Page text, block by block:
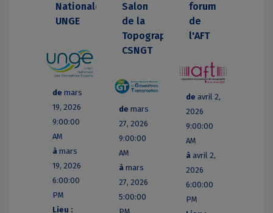
Nationales
UNGE
de mars
19, 2026
9:00:00
AM
à mars
19, 2026
6:00:00
PM
Lieu :
Salon
de la
Topographie
CSNGT
de mars
27, 2026
9:00:00
AM
à mars
27, 2026
5:00:00
forum
de
l'AFT
de avril 2,
2026
9:00:00
AM
àavril 2,
2026
6:00:00
PM